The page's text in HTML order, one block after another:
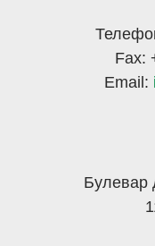
Fax:
Email:
Булевар